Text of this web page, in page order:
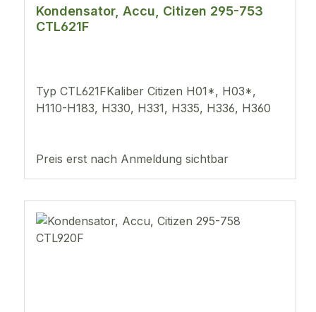
Kondensator, Accu, Citizen 295-753
CTL621F
Typ CTL621FKaliber Citizen H01*, H03*,
H110-H183, H330, H331, H335, H336, H360
Preis erst nach Anmeldung sichtbar